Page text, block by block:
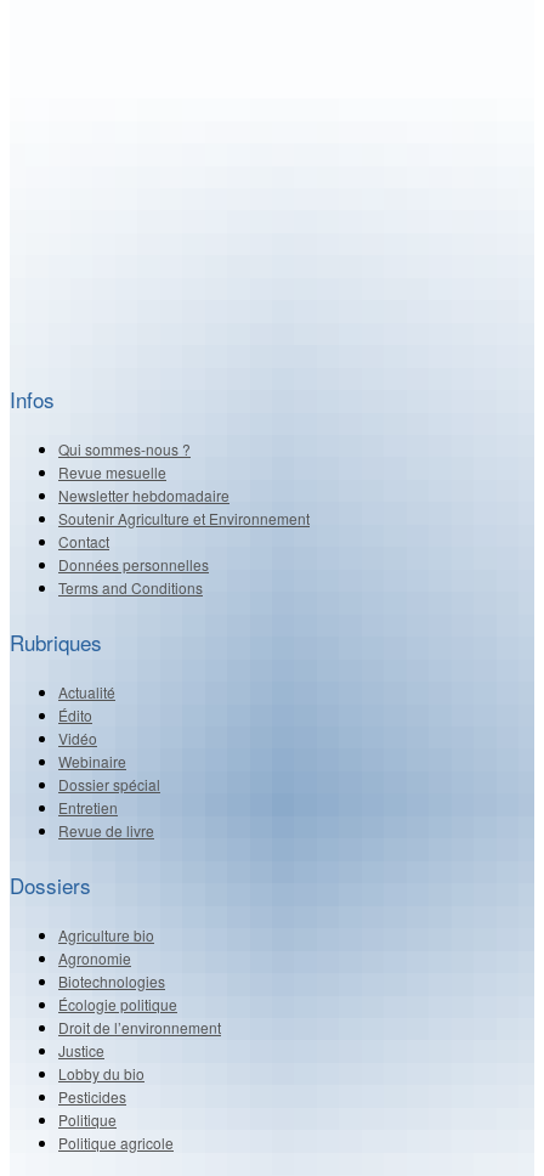
Infos
Qui sommes-nous ?
Revue mesuelle
Newsletter hebdomadaire
Soutenir Agriculture et Environnement
Contact
Données personnelles
Terms and Conditions
Rubriques
Actualité
Édito
Vidéo
Webinaire
Dossier spécial
Entretien
Revue de livre
Dossiers
Agriculture bio
Agronomie
Biotechnologies
Écologie politique
Droit de l’environnement
Justice
Lobby du bio
Pesticides
Politique
Politique agricole